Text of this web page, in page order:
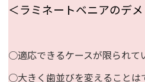
＜ラミネートベニアのデ
○適応できるケースが限られて
○大きく歯並びを変えることは